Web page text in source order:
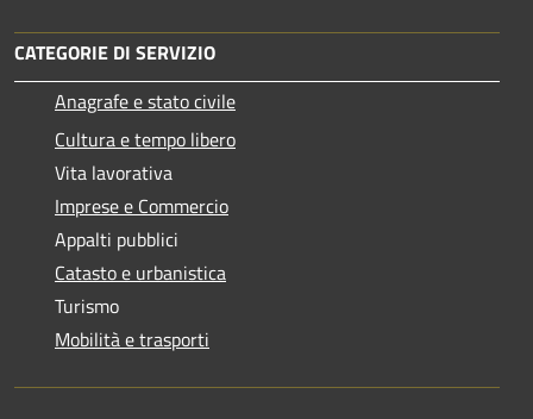
CATEGORIE DI SERVIZIO
Anagrafe e stato civile
Cultura e tempo libero
Vita lavorativa
Imprese e Commercio
Appalti pubblici
Catasto e urbanistica
Turismo
Mobilità e trasporti